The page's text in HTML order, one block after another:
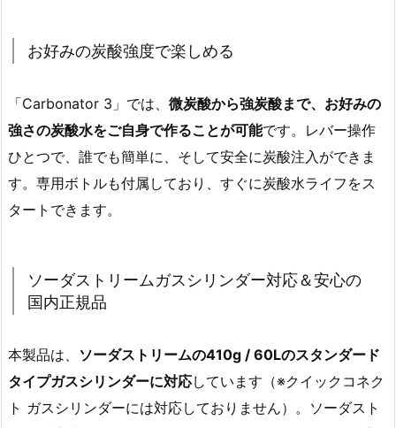
お好みの炭酸強度で楽しめる
「Carbonator 3」では、 微炭酸から強炭酸まで、お好みの
強さの炭酸水をご自身で作ることが可能です。レバー操作
ひとつで、誰でも簡単に、そして安全に炭酸注入ができま
す。専用ボトルも付属しており、すぐに炭酸水ライフをス
タートできます。
ソーダストリームガスシリンダー対応＆安心の
国内正規品
本製品は、 ソーダストリームの410g / 60Lのスタンダード
タイプガスシリンダーに対応しています（※クイックコネク
ト ガスシリンダーには対応しておりません）。ソーダスト